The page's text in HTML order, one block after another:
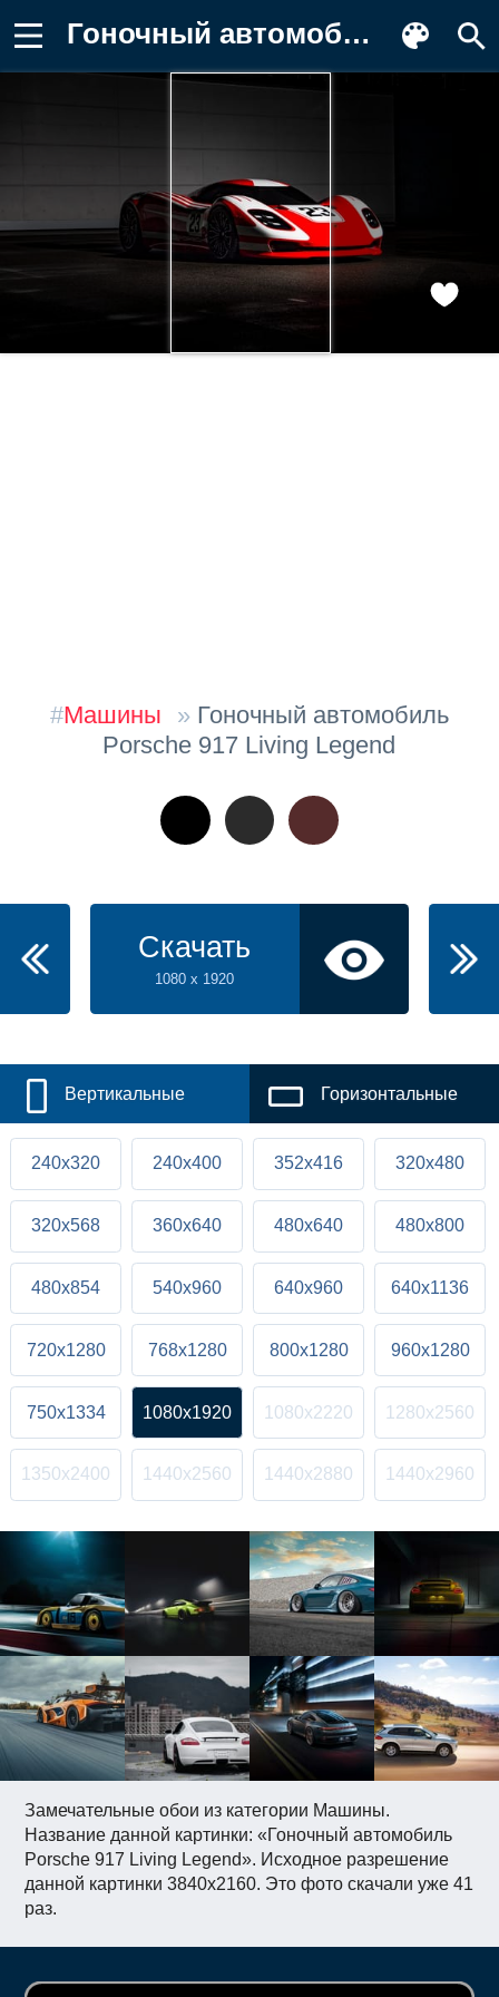
Гоночный автомобиль Porsche 917 Living Обои
Замечательные обои из категории Машины.
Название данной картинки: «Гоночный автомобиль
Porsche 917 Living Legend». Исходное разрешение
данной картинки 3840x2160. Это фото скачали уже 41
раз.
#Машины » Гоночный автомобиль
Porsche 917 Living Legend
Скачать
1080 x 1920
Вертикальные Горизонтальные
240x320 240x400 352x416 320x480
320x568 360x640 480x640 480x800
480x854 540x960 640x960 640x1136
720x1280 768x1280 800x1280 960x1280
750x1334 1080x1920 1080x2220 1280x2560
1350x2400 1440x2560 1440x2880 1440x2960